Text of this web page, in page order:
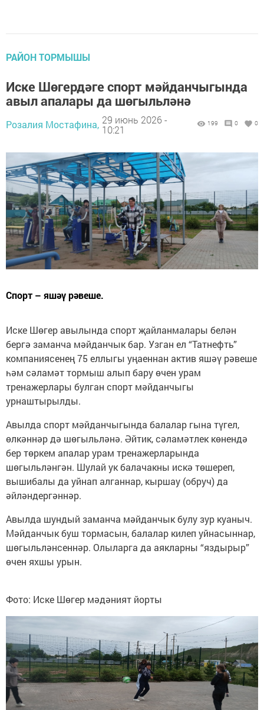
РАЙОН ТОРМЫШЫ
Иске Шөгердәге спорт мәйданчыгында
авыл апалары да шөгыльләнә
Розалия Мостафина, 29 июнь 2026 -
10:21
199 0 0
Спорт – яшәү рәвеше.
Иске Шөгер авылында спорт җайланмалары белән
бергә заманча мәйданчык бар. Узган ел “Татнефть”
компаниясенең 75 еллыгы уңаеннан актив яшәү рәвеше
һәм сәламәт тормыш алып бару өчен урам
тренажерлары булган спорт мәйданчыгы
урнаштырылды.
Авылда спорт мәйданчыгында балалар гына түгел,
өлкәннәр дә шөгыльләнә. Әйтик, сәламәтлек көнендә
бер төркем апалар урам тренажерларында
шөгыльләнгән. Шулай ук балачакны искә төшереп,
вышибалы да уйнап алганнар, кыршау (обруч) да
әйләндергәннәр.
Авылда шундый заманча мәйданчык булу зур куаныч.
Мәйданчык буш тормасын, балалар килеп уйнасыннар,
шөгыльләнсеннәр. Олыларга да аякларны “яздырыр”
өчен яхшы урын.
Фото: Иске Шөгер мәдәният йорты